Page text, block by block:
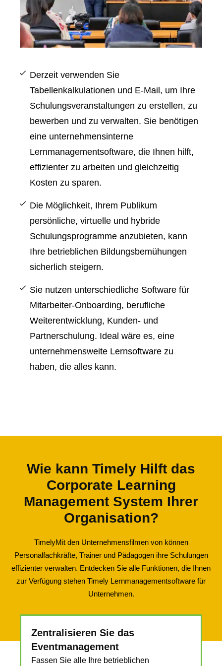
Derzeit verwenden Sie
Tabellenkalkulationen und E-Mail, um Ihre
Schulungsveranstaltungen zu erstellen, zu
bewerben und zu verwalten. Sie benötigen
eine unternehmensinterne
Lernmanagementsoftware, die Ihnen hilft,
effizienter zu arbeiten und gleichzeitig
Kosten zu sparen.
Die Möglichkeit, Ihrem Publikum
persönliche, virtuelle und hybride
Schulungsprogramme anzubieten, kann
Ihre betrieblichen Bildungsbemühungen
sicherlich steigern.
Sie nutzen unterschiedliche Software für
Mitarbeiter-Onboarding, berufliche
Weiterentwicklung, Kunden- und
Partnerschulung. Ideal wäre es, eine
unternehmensweite Lernsoftware zu
haben, die alles kann.
Wie kann Timely Hilft das
Corporate Learning
Management System Ihrer
Organisation?
TimelyMit den Unternehmensfilmen von können
Personalfachkräfte, Trainer und Pädagogen ihre Schulungen
effizienter verwalten. Entdecken Sie alle Funktionen, die Ihnen
zur Verfügung stehen Timely Lernmanagementsoftware für
Unternehmen.
Zentralisieren Sie das
Eventmanagement
Fassen Sie alle Ihre betrieblichen